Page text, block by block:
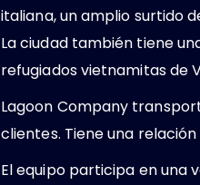
italiana, un amplio surtido
La ciudad también tiene
refugiados vietnamitas de
Lagoon Company
clientes. Tiene una
El equipo participa en una